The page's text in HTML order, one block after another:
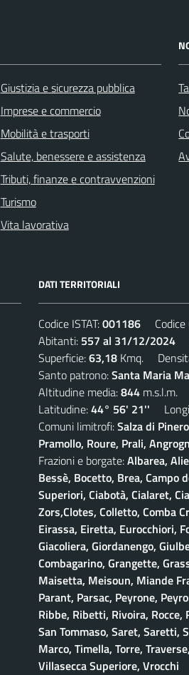
Giustizia e sicurezza pubblica
Imprese e commercio
Mobilità e trasporti
Salute, benessere e assistenza
Tributi, finanze e contravvenzioni
Turismo
Vita lavorativa
DATI TERRITORIALI
Codice ISTAT:001186 Codice
Abitanti: 557 al 31/12/2024
Superficie:63,18 Kmq.
Santo patrono:Santa Maria
Altitudine media:844 m.s.l.m.
Latitudine:44° 56' 21''
Comuni limitrofi:Salza di
Pramollo, Roure, Prali,
Frazioni e borgate:Albarea,
Bessè, Bocetto, Brea, Campo
Superiori, Ciabotà, Cialaret,
Zors,Clotes, Colletto, Comba
Eirassa, Eiretta, Eurocchiori,
Giacoliera, Giordanengo,
Combagarino, Grangette,
Maisetta, Meisoun, Miande
Parant, Parsac, Peyrone,
Ribbe, Ribetti, Rivoira, Rocce,
San Tommaso, Saret, Saretti,
Marco, Timella, Torre,
Villasecca Superiore, Vrocchi